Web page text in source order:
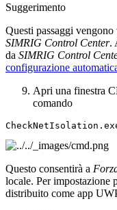
Suggerimento
Questi passaggi
SIMRIG Control Center.
da SIMRIG Control
configurazione
Apri una finestra
comando
Questo consentirà a
locale. Per impostazione
distribuito come app